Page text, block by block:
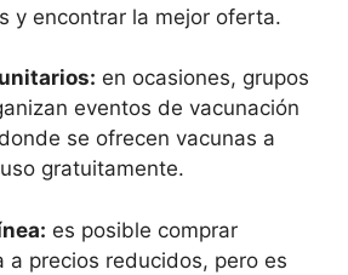
y encontrar la mejor oferta.
en ocasiones, grupos
eventos de vacunación
se ofrecen vacunas a
gratuitamente.
es posible comprar
a precios reducidos, pero es